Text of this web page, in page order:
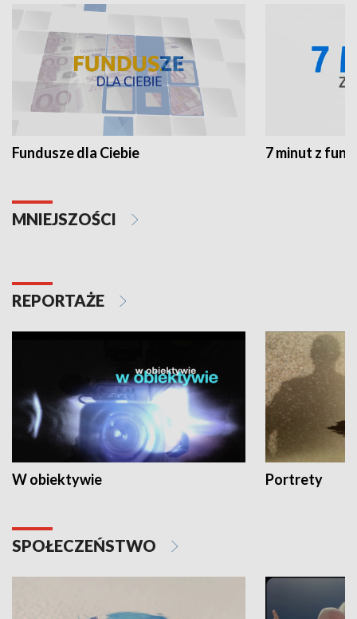
Fundusze dla Ciebie 7 minut z
MNIEJSZOŚCI
REPORTAŻE
W obiektywie Portrety
SPOŁECZEŃSTWO